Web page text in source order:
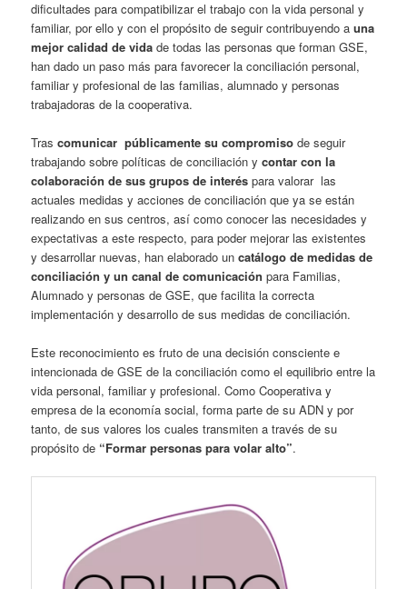
dificultades para compatibilizar el trabajo con la vida personal y
familiar, por ello y con el propósito de seguir contribuyendo auna
mejor calidad de vida de todas las personas que forman GSE,
han dado un paso más para favorecer la conciliación personal,
familiar y profesional de las familias, alumnado y personas
trabajadoras de la cooperativa.
Trascomunicar públicamentesu compromiso de seguir
trabajando sobre políticas de conciliación ycontar con la
colaboración de sus grupos de interés para valorar las
actuales medidas y acciones de conciliación que ya se están
realizando en sus centros, así como conocer las necesidades y
expectativas a este respecto, para poder mejorar las existentes
y desarrollar nuevas, han elaborado uncatálogo de medidas de
conciliacióny un canal de comunicación para Familias,
Alumnado y personas de GSE, que facilita la correcta
implementación y desarrollo de sus medidas de conciliación.
Este reconocimiento es fruto de una decisión consciente e
intencionada de GSE de la conciliación como el equilibrio entre la
vida personal, familiar y profesional. Como Cooperativa y
empresa de la economía social, forma parte de su ADN y por
tanto, de sus valores los cuales transmiten a través de su
propósito de “Formar personas para volar alto”.